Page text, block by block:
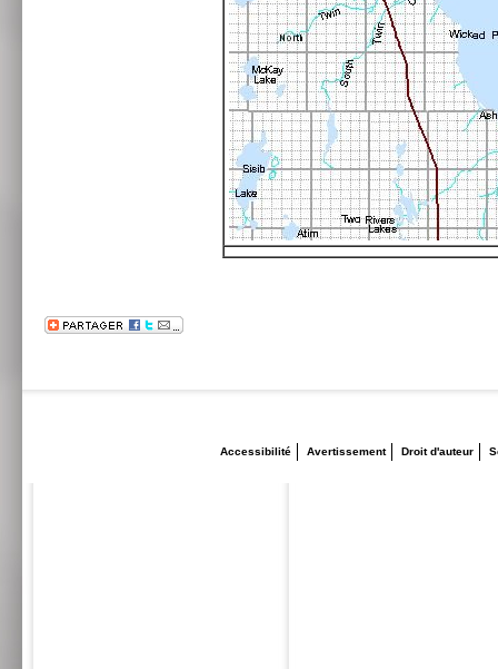
Accessibilité Avertissement Droit d'auteur